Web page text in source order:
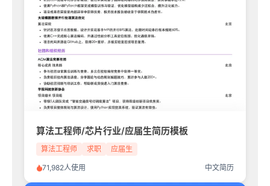
算法工程师/芯片行业/应届生简历模板
算法工程师 求职 应届生
71,982人使用 中文简历